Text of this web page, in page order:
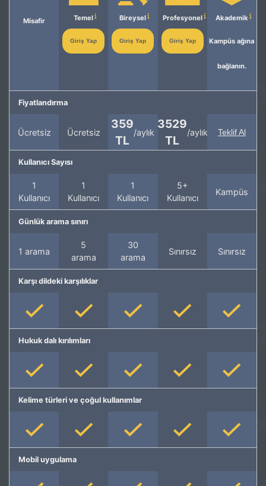
Misafir Temel
Giriş Yap
Bireysel
Giriş Yap
Profesyonel
Giriş Yap
Akademik
Kampüs ağına
bağlanın.
Fiyatlandırma
Ücretsiz Ücretsiz
359
TL
/aylık
3529
TL
/aylık Teklif Al
Kullanıcı Sayısı
1
Kullanıcı
1
Kullanıcı
1
Kullanıcı
5+
Kullanıcı
Kampüs
Günlük arama sınırı
1 arama
5
arama
30
arama
Sınırsız Sınırsız
Karşı dildeki karşılıklar
Hukuk dalı kırılımları
Kelime türleri ve çoğul kullanımlar
Mobil uygulama